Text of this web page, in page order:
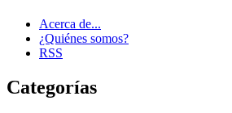
Acerca de...
¿Quiénes somos?
RSS
Categorías